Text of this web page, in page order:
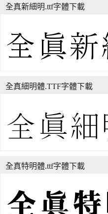
全真新細明.ttf字體下載
全真細明體.TTF字體下載
全真特明體.ttf字體下載